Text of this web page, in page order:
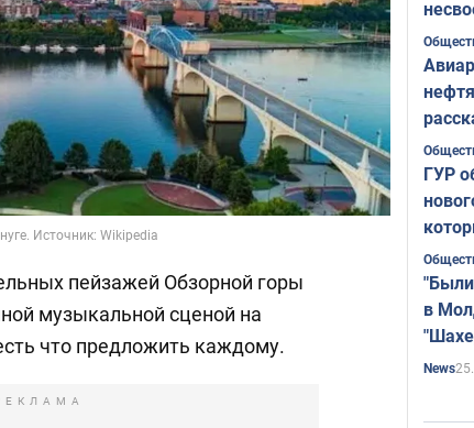
Источник: Wikipedia
пейзажей Обзорной горы
музыкальной сценой на
что предложить каждому.
ГУР
в
News